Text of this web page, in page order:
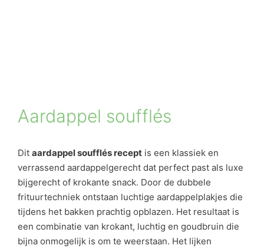
Aardappel soufflés
Dit aardappel soufflés recept is een klassiek en
verrassend aardappelgerecht dat perfect past als luxe
bijgerecht of krokante snack. Door de dubbele
frituurtechniek ontstaan luchtige aardappelplakjes die
tijdens het bakken prachtig opblazen. Het resultaat is
een combinatie van krokant, luchtig en goudbruin die
bijna onmogelijk is om te weerstaan. Het lijken